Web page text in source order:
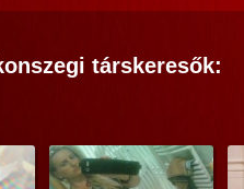
társkeresők: